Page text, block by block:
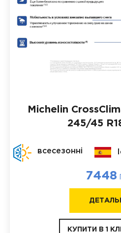
Michelin
245/45
всесезонні
7448
КУПИТИ В 1